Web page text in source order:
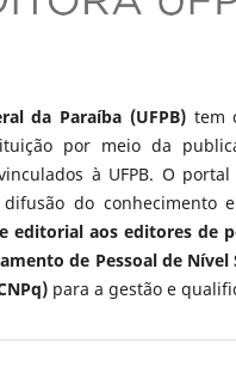
da Paraíba (UFPB)tem
por meio da
à UFPB. O
do conhecimento
editorial aos editores de
de Pessoal de Nível
para a gestão e